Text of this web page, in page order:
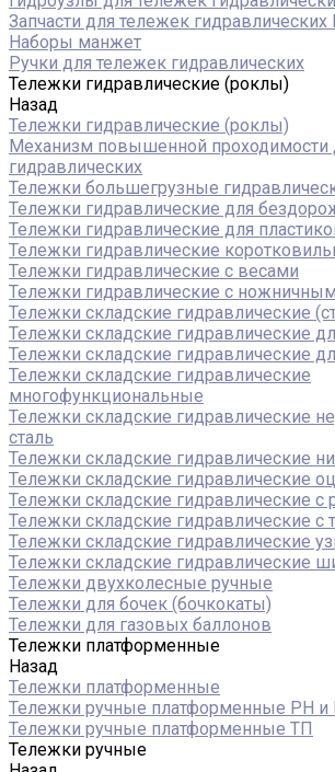
Запчасти для тележек гидравлических
Наборы манжет
Ручки для тележек гидравлических
Тележки гидравлические (роклы)
Назад
Тележки гидравлические (роклы)
Механизм повышенной проходимости
гидравлических
Тележки большегрузные
Тележки гидравлические для
Тележки гидравлические для
Тележки гидравлические
Тележки гидравлические с весами
Тележки гидравлические с
Тележки складские гидравлические
Тележки складские гидравлические
Тележки складские гидравлические
Тележки складские гидравлические
многофункциональные
Тележки складские гидравлические
сталь
Тележки складские гидравлические
Тележки складские гидравлические
Тележки складские гидравлические с
Тележки складские гидравлические с
Тележки складские гидравлические
Тележки складские гидравлические
Тележки двухколесные ручные
Тележки для бочек (бочкокаты)
Тележки для газовых баллонов
Тележки платформенные
Назад
Тележки платформенные
Тележки ручные платформенные PH и
Тележки ручные платформенные ТП
Тележки ручные